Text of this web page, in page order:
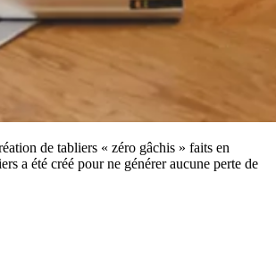
de tabliers « zéro gâchis » faits en
a été créé pour ne générer aucune perte de